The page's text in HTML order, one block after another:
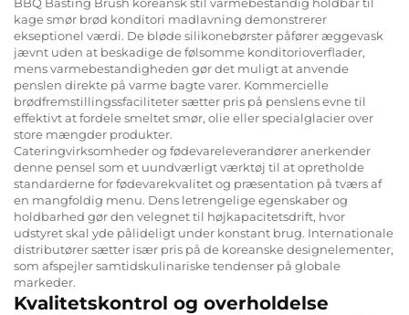
kage smør brød konditori madlavning demonstrerer
ekseptionel værdi. De bløde silikonebørster påfører æggevask
jævnt uden at beskadige de følsomme konditorioverflader,
mens varmebestandigheden gør det muligt at anvende
penslen direkte på varme bagte varer. Kommercielle
brødfremstillingssfaciliteter sætter pris på penslens evne til
effektivt at fordele smeltet smør, olie eller specialglacier over
store mængder produkter.
Cateringvirksomheder og fødevareleverandører anerkender
denne pensel som et uundværligt værktøj til at opretholde
standarderne for fødevarekvalitet og præsentation på tværs af
en mangfoldig menu. Dens letrengelige egenskaber og
holdbarhed gør den velegnet til højkapacitetsdrift, hvor
udstyret skal yde pålideligt under konstant brug. Internationale
distributører sætter især pris på de koreanske designelementer,
som afspejler samtidskulinariske tendenser på globale
markeder.
Kvalitetskontrol og overholdelse